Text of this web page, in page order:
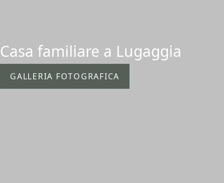
Casa familiare a Lugaggia
GALLERIA FOTOGRAFICA